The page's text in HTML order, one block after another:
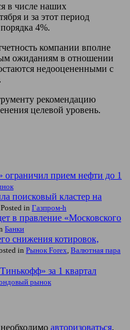
в числе наших
и за этот период
4%.
компании вполне
ожиданиям в отношении
недооцененными с
рекомендацию
целевой уровень.
прием нефти до 1
поисковый кластер на
Posted in Газпром-h
в правление «Московского
Банки
снижения котировок,
in Рынок Forex, Валютная пара
за 1 квартал
рынок
авторизоваться.